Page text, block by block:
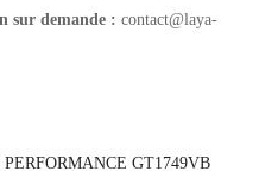
sur demande : contact@laya-
PERFORMANCE GT1749VB